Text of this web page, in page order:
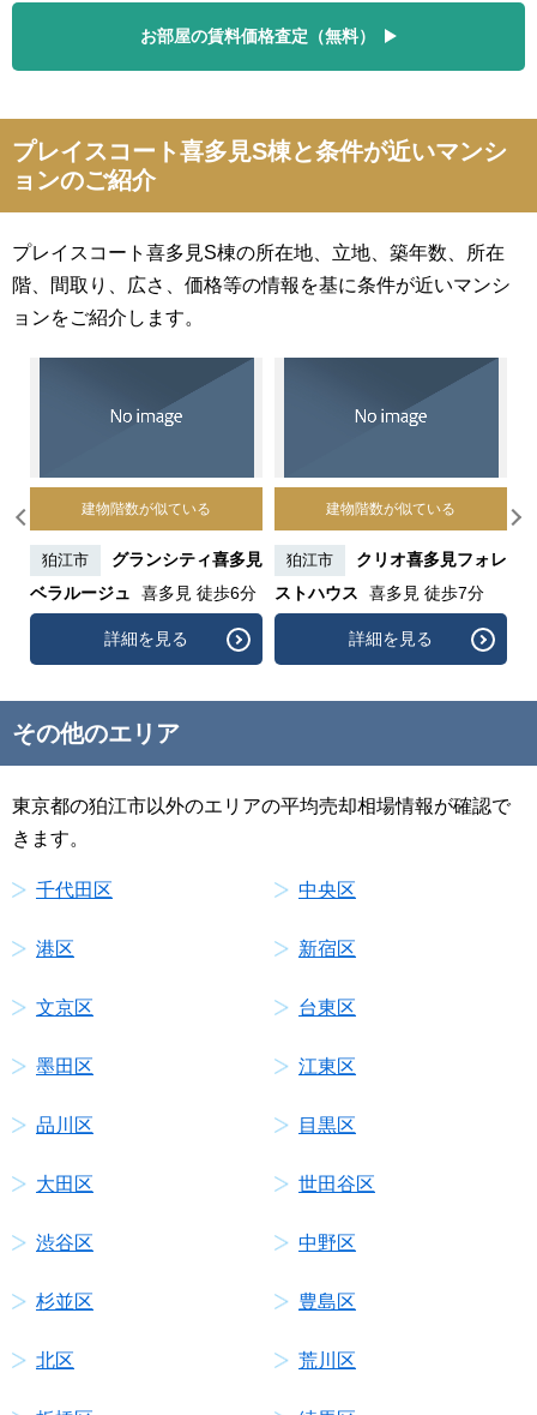
お部屋の賃料価格査定（無料）
プレイスコート喜多見S棟と条件が近いマンシ
ョンのご紹介
プレイスコート喜多見S棟の所在地、立地、築年数、所在
階、間取り、広さ、価格等の情報を基に条件が近いマンシ
ョンをご紹介します。
建物階数が似ている
狛江市
グランシティ喜多見
ベラルージュ
喜多見 徒歩6分
詳細を見る
建物階数が似ている
狛江市
クリオ喜多見フォレ
ストハウス
喜多見 徒歩7分
詳細を見る
その他のエリア
東京都の狛江市以外のエリアの平均売却相場情報が確認で
きます。
千代田区 中央区
港区 新宿区
文京区 台東区
墨田区 江東区
品川区 目黒区
大田区 世田谷区
渋谷区 中野区
杉並区 豊島区
北区 荒川区